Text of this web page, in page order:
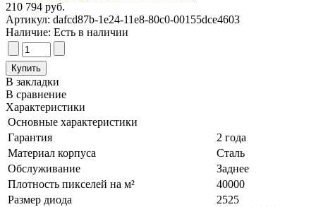
210 794 руб.
Артикул: dafcd87b-1e24-11e8-80c0-00155dce4603
Наличие: Есть в наличии
В закладки
В сравнение
Характеристики
Основные характеристики
Гарантия
2 года
Материал корпуса
Сталь
Обслуживание
Заднее
Плотность пикселей на м²
40000
Размер диода
2525